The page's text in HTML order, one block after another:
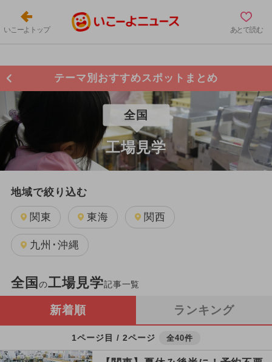
いこーよトップ あとで読む
テーマ別おすすめスポットまとめ
全国
工場見学
地域で絞り込む
関東 東海 関西
九州･沖縄
全国 の工場見学記事一覧
新着順 ランキング
1ページ目 / 2ページ 全40件